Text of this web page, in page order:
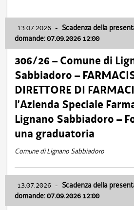
13.07.2026 - Scadenza della
domande: 07.09.2026 12:00
306/26 – Comune di
Sabbiadoro –
DIRETTORE DI
l’Azienda Speciale
Lignano Sabbiadoro –
una graduatoria
Comune di Lignano Sabbiadoro
13.07.2026 - Scadenza della
domande: 07.09.2026 12:00